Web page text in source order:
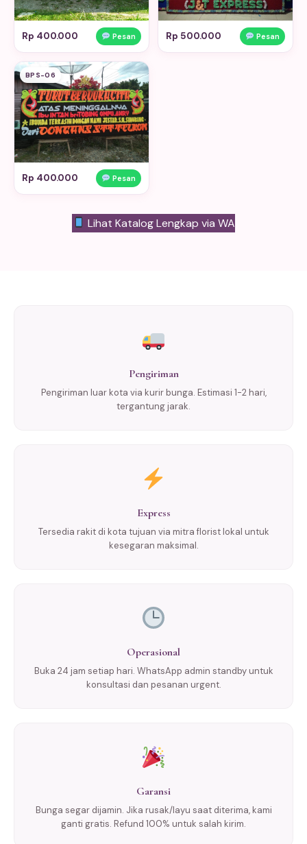
Rp 400.000 Pesan Rp 500.000 Pesan
BPS-06
Rp 400.000 Pesan
Lihat Katalog Lengkap via WA
Pengiriman
Pengiriman luar kota via kurir bunga. Estimasi 1-2 hari,
tergantung jarak.
Express
Tersedia rakit di kota tujuan via mitra florist lokal untuk
kesegaran maksimal.
Operasional
Buka 24 jam setiap hari. WhatsApp admin standby untuk
konsultasi dan pesanan urgent.
Garansi
Bunga segar dijamin. Jika rusak/layu saat diterima, kami
ganti gratis. Refund 100% untuk salah kirim.